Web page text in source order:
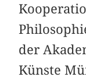
der
Künste